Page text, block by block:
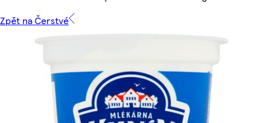
Zpět na Čerstvé